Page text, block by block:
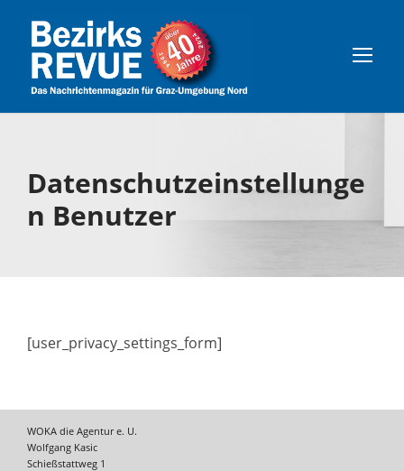
Datenschutzeinstellunge
n Benutzer
[user_privacy_settings_form]
WOKA die Agentur e. U.
Wolfgang Kasic
Schießstattweg 1